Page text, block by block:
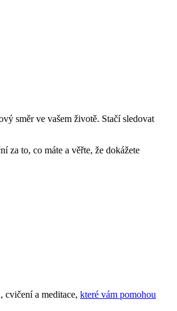
směr ve vašem životě. Stačí sledovat
za to, co máte a věřte, že dokážete
cvičení a meditace, které vám pomohou